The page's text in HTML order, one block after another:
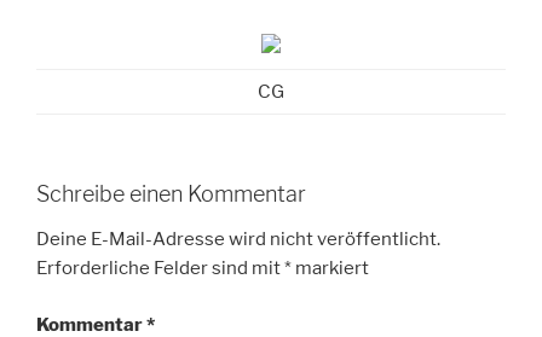
CG
Schreibe einen Kommentar
Deine E-Mail-Adresse wird nicht veröffentlicht.
Erforderliche Felder sind mit* markiert
Kommentar*